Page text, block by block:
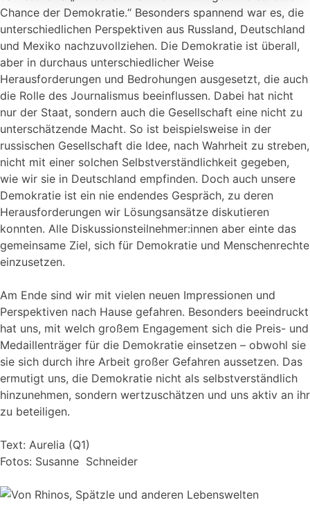
Chance der Demokratie.“ Besonders spannend war es, die
unterschiedlichen Perspektiven aus Russland, Deutschland
und Mexiko nachzuvollziehen. Die Demokratie ist überall,
aber in durchaus unterschiedlicher Weise
Herausforderungen und Bedrohungen ausgesetzt, die auch
die Rolle des Journalismus beeinflussen. Dabei hat nicht
nur der Staat, sondern auch die Gesellschaft eine nicht zu
unterschätzende Macht. So ist beispielsweise in der
russischen Gesellschaft die Idee, nach Wahrheit zu streben,
nicht mit einer solchen Selbstverständlichkeit gegeben,
wie wir sie in Deutschland empfinden. Doch auch unsere
Demokratie ist ein nie endendes Gespräch, zu deren
Herausforderungen wir Lösungsansätze diskutieren
konnten. Alle Diskussionsteilnehmer:innen aber einte das
gemeinsame Ziel, sich für Demokratie und Menschenrechte
einzusetzen.
Am Ende sind wir mit vielen neuen Impressionen und
Perspektiven nach Hause gefahren. Besonders beeindruckt
hat uns, mit welch großem Engagement sich die Preis- und
Medaillenträger für die Demokratie einsetzen – obwohl sie
sie sich durch ihre Arbeit großer Gefahren aussetzen. Das
ermutigt uns, die Demokratie nicht als selbstverständlich
hinzunehmen, sondern wertzuschätzen und uns aktiv an ihr
zu beteiligen.
Text: Aurelia (Q1)
Fotos: Susanne Schneider